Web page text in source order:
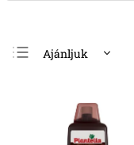
Ajánljuk
Legdrágább
Legnépszerűbb
termékek